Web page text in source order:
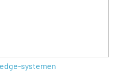
systemen